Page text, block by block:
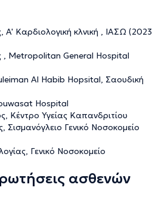
A' Καρδιολογική κλνική , ΙΑΣΩ (2023
, Metropolitan General Hospital
Al Habib Hopsital, Σαουδική
Hospital
Κέντρο Υγείας Καπανδριτίου
Σισμανόγλειο Γενικό Νοσοκομείο
Γενικό Νοσοκομείο
ασθενών